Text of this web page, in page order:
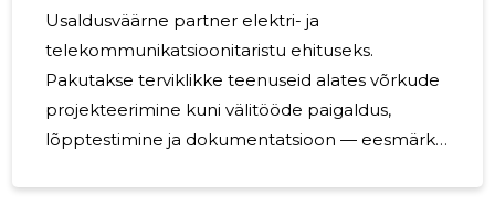
paigaldus ja testimine üle Eesti
Usaldusväärne partner elektri- ja
telekommunikatsioonitaristu ehituseks.
Pakutakse terviklikke teenuseid alates võrkude
projekteerimine kuni välitööde paigaldus,
lõpptestimine ja dokumentatsioon — eesmärk